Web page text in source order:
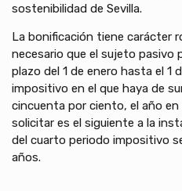
sostenibilidad de Sevilla.
La bonificación tiene carácter
necesario que el sujeto pasivo
plazo del 1 de enero hasta el 1
impositivo en el que haya de
cincuenta por ciento, el año en
solicitar es el siguiente a la
del cuarto periodo impositivo
años.